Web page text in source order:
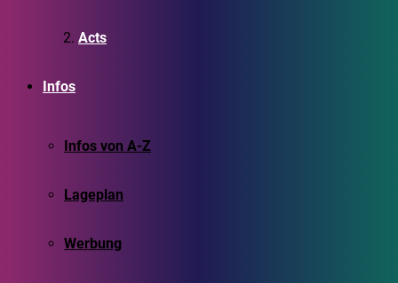
Acts
Infos
Infos von A-Z
Lageplan
Werbung